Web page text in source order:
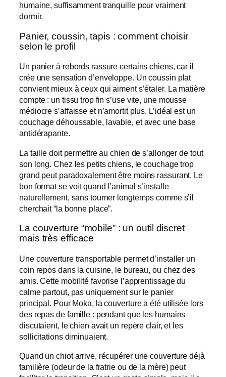
humaine, suffisamment tranquille pour vraiment
dormir.
Panier, coussin, tapis : comment choisir
selon le profil
Un panier à rebords rassure certains chiens, car il
crée une sensation d’enveloppe. Un coussin plat
convient mieux à ceux qui aiment s’étaler. La matière
compte : un tissu trop fin s’use vite, une mousse
médiocre s’affaisse et n’amortit plus. L’idéal est un
couchage déhoussable, lavable, et avec une base
antidérapante.
La taille doit permettre au chien de s’allonger de tout
son long. Chez les petits chiens, le couchage trop
grand peut paradoxalement être moins rassurant. Le
bon format se voit quand l’animal s’installe
naturellement, sans tourner longtemps comme s’il
cherchait “la bonne place”.
La couverture “mobile” : un outil discret
mais très efficace
Une couverture transportable permet d’installer un
coin repos dans la cuisine, le bureau, ou chez des
amis. Cette mobilité favorise l’apprentissage du
calme partout, pas uniquement sur le panier
principal. Pour Moka, la couverture a été utilisée lors
des repas de famille : pendant que les humains
discutaient, le chien avait un repère clair, et les
sollicitations diminuaient.
Quand un chiot arrive, récupérer une couverture déjà
familière (odeur de la fratrie ou de la mère) peut